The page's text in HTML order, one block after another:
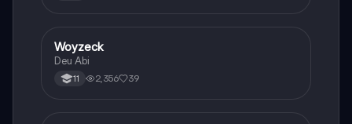
Deutsch
Woyzeck
Deu Abi
11 2,356 39